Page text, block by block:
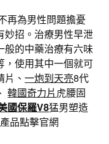
再為男性問題擔憂
妙招。治療男性早泄
般的中藥治療有六味
，使用其中一個就可
片、一炮到天亮8代
韓國奇力片虎腰固
國保羅V8猛男塑造
品點擊官網